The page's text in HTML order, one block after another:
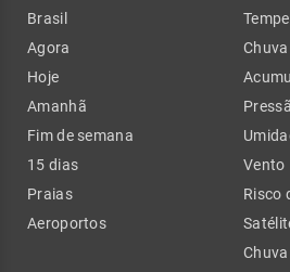
Brasil
Agora
Hoje
Amanhã
Fim de semana
15 dias
Praias
Aeroportos
Chuva
Vento
Risco